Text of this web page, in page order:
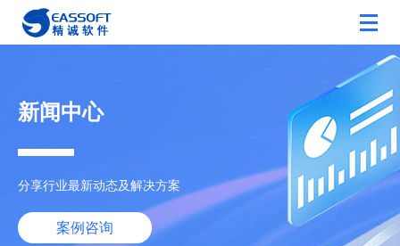
新闻中心
分享行业最新动态及解决方案
案例咨询